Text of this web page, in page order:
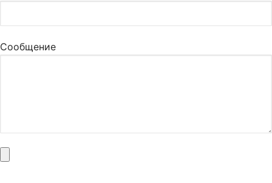
Сообщение